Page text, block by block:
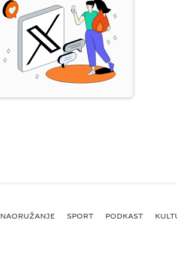
NAORUŽANJE SPORT PODKAST